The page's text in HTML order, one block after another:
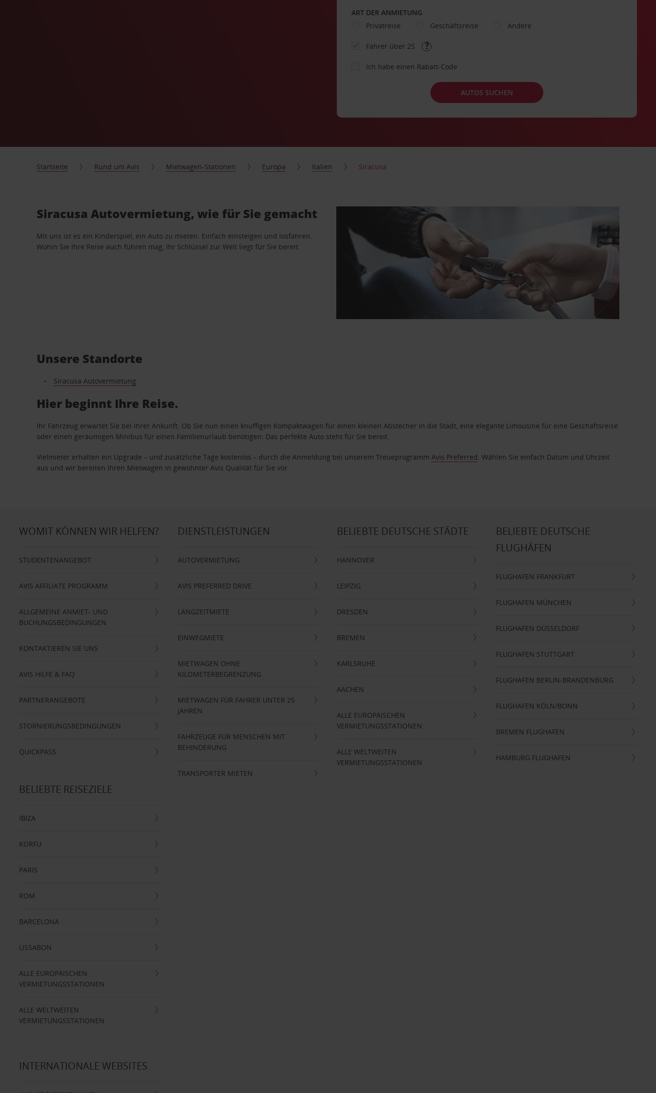
ART DER ANMIETUNG
Privatreise
Geschäftsreise Andere
Fahrer über 25
Ich habe einen Rabatt-Code
AUTOS SUCHEN
Startseite Rund um Avis Mietwagen-Stationen Europa Italien Siracusa
Siracusa Autovermietung, wie für Sie gemacht
Mit uns ist es ein Kinderspiel, ein Auto zu mieten. Einfach einsteigen und losfahren.
Wohin Sie Ihre Reise auch führen mag, Ihr Schlüssel zur Welt liegt für Sie bereit.
Unsere Standorte
Siracusa Autovermietung
Hier beginnt Ihre Reise.
Ihr Fahrzeug erwartet Sie bei Ihrer Ankunft. Ob Sie nun einen knuffigen Kompaktwagen für einen kleinen Abstecher in die Stadt, eine elegante Limousine für eine Geschäftsreise
oder einen geräumigen Minibus für einen Familienurlaub benötigen: Das perfekte Auto steht für Sie bereit.
Vielmieter erhalten ein Upgrade – und zusätzliche Tage kostenlos – durch die Anmeldung bei unserem TreueprogrammAvis Preferred. Wählen Sie einfach Datum und Uhrzeit
aus und wir bereiten Ihren Mietwagen in gewohnter Avis Qualität für Sie vor.
WOMIT KÖNNEN WIR HELFEN?
STUDENTENANGEBOT
AVIS AFFILIATE PROGRAMM
ALLGEMEINE ANMIET- UND
BUCHUNGSBEDINGUNGEN
KONTAKTIEREN SIE UNS
AVIS HILFE & FAQ
PARTNERANGEBOTE
STORNIERUNGSBEDINGUNGEN
QUICKPASS
DIENSTLEISTUNGEN
AUTOVERMIETUNG
AVIS PREFERRED DRIVE
LANGZEITMIETE
EINWEGMIETE
MIETWAGEN OHNE
KILOMETERBEGRENZUNG
MIETWAGEN FÜR FAHRER UNTER 25
JAHREN
FAHRZEUGE FÜR MENSCHEN MIT
BEHINDERUNG
TRANSPORTER MIETEN
BELIEBTE DEUTSCHE STÄDTE
HANNOVER
LEIPZIG
DRESDEN
BREMEN
KARLSRUHE
AACHEN
ALLE EUROPÄISCHEN
VERMIETUNGSSTATIONEN
ALLE WELTWEITEN
VERMIETUNGSSTATIONEN
BELIEBTE DEUTSCHE
FLUGHÄFEN
FLUGHAFEN FRANKFURT
FLUGHAFEN MÜNCHEN
FLUGHAFEN DÜSSELDORF
FLUGHAFEN STUTTGART
FLUGHAFEN BERLIN-BRANDENBURG
FLUGHAFEN KÖLN/BONN
BREMEN FLUGHAFEN
HAMBURG FLUGHAFEN
BELIEBTE REISEZIELE
IBIZA
KORFU
PARIS
ROM
BARCELONA
LISSABON
ALLE EUROPÄISCHEN
VERMIETUNGSSTATIONEN
ALLE WELTWEITEN
VERMIETUNGSSTATIONEN
INTERNATIONALE WEBSITES